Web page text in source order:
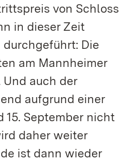
von Schloss
in dieser Zeit
Die
am Mannheimer
auch der
aufgrund einer
15. September nicht
daher weiter
ist dann wieder